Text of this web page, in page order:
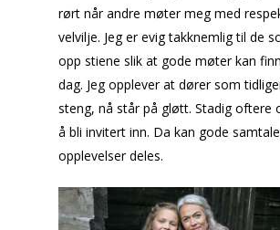
rørt når andre møter meg med
velvilje. Jeg er evig takknemlig til de
opp stiene slik at gode møter kan
dag. Jeg opplever at dører som
steng, nå står på gløtt. Stadig oftere
å bli invitert inn. Da kan gode
opplevelser deles.